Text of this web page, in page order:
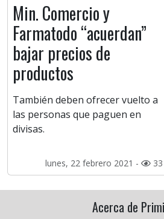
Min. Comercio y
Farmatodo “acuerdan”
bajar precios de
productos
También deben ofrecer vuelto a
las personas que paguen en
divisas.
lunes, 22 febrero 2021 - 33
Acerca de